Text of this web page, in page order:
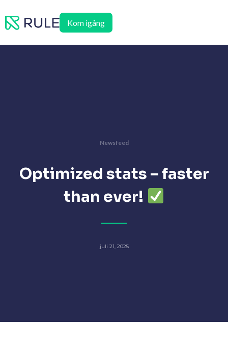
till
Kom igång
Newsfeed
Optimized stats – faster
than ever!
juli 21, 2025